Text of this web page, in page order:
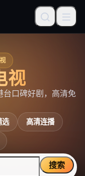
视
台口碑好剧，高清免
选
高清连播
搜索